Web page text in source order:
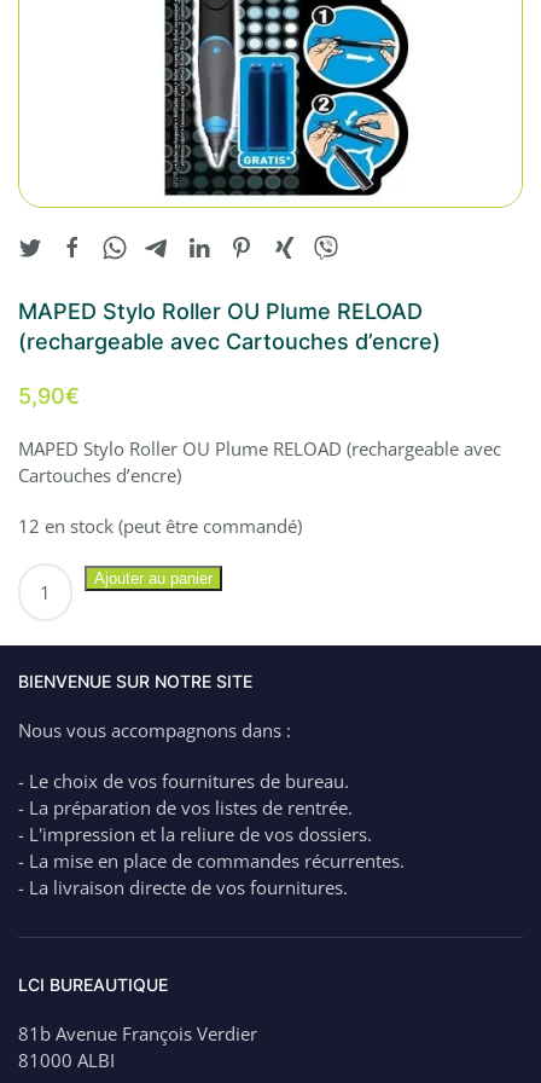
MAPED Stylo Roller OU Plume RELOAD
(rechargeable avec Cartouches d’encre)
5,90€
MAPED Stylo Roller OU Plume RELOAD (rechargeable avec
Cartouches d’encre)
12 en stock (peut être commandé)
Roller
Plume
(rechargeable
avec
Cartouches
d'encre)
Ajouter au panier
BIENVENUE SUR NOTRE SITE
Nous vous accompagnons dans :
- Le choix de vos fournitures de bureau.
- La préparation de vos listes de rentrée.
- L'impression et la reliure de vos dossiers.
- La mise en place de commandes récurrentes.
- La livraison directe de vos fournitures.
LCI BUREAUTIQUE
81b Avenue François Verdier
81000 ALBI